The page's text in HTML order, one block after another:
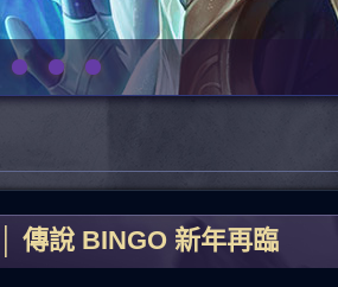
傳說 BINGO 新年再臨